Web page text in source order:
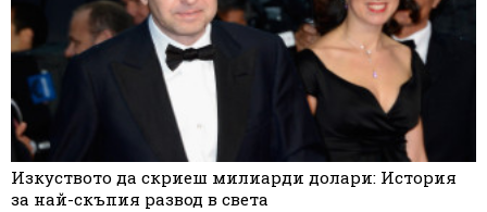
Изкуството да скриеш милиарди долари: История
за най-скъпия развод в света